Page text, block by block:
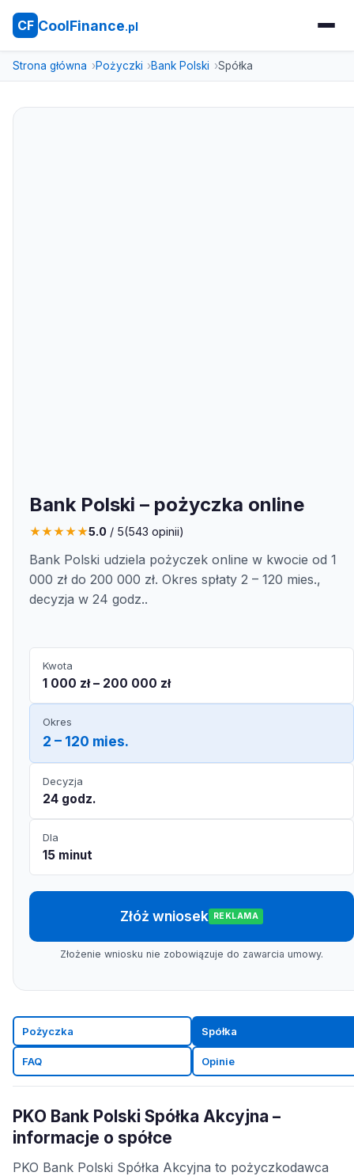
CF CoolFinance.pl
Strona główna Pożyczki Bank Polski Spółka
Bank Polski – pożyczka online
★★★★★5.0 / 5(543 opinii)
Bank Polski udziela pożyczek online w kwocie od 1
000 zł do 200 000 zł. Okres spłaty 2 – 120 mies.,
decyzja w 24 godz..
Kwota
1 000 zł – 200 000 zł
Okres
2 – 120 mies.
Decyzja
24 godz.
Dla
15 minut
Złóż wniosek REKLAMA
Złożenie wniosku nie zobowiązuje do zawarcia umowy.
Pożyczka Spółka
FAQ Opinie
PKO Bank Polski Spółka Akcyjna –
informacje o spółce
PKO Bank Polski Spółka Akcyjna to pożyczkodawca